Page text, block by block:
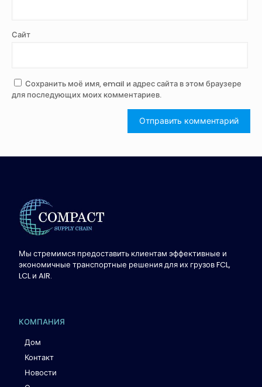
Сайт
Сохранить моё имя, email и адрес сайта в этом браузере
для последующих моих комментариев.
Мы стремимся предоставить клиентам эффективные и
экономичные транспортные решения для их грузов FCL,
LCL и AIR.
КОМПАНИЯ
Дом
Контакт
Новости